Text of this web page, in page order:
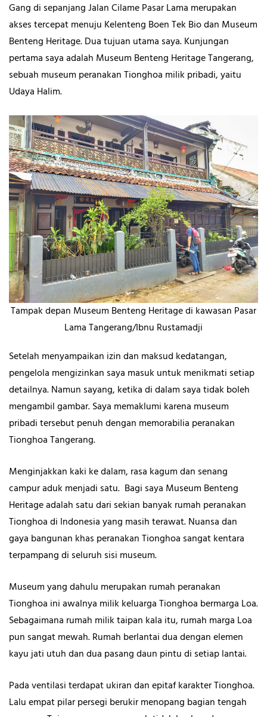
Gang di sepanjang Jalan Cilame Pasar Lama merupakan
akses tercepat menuju Kelenteng Boen Tek Bio dan Museum
Benteng Heritage. Dua tujuan utama saya. Kunjungan
pertama saya adalah Museum Benteng Heritage Tangerang,
sebuah museum peranakan Tionghoa milik pribadi, yaitu
Udaya Halim.
Tampak depan Museum Benteng Heritage di kawasan Pasar
Lama Tangerang/Ibnu Rustamadji
Setelah menyampaikan izin dan maksud kedatangan,
pengelola mengizinkan saya masuk untuk menikmati setiap
detailnya. Namun sayang, ketika di dalam saya tidak boleh
mengambil gambar. Saya memaklumi karena museum
pribadi tersebut penuh dengan memorabilia peranakan
Tionghoa Tangerang.
Menginjakkan kaki ke dalam, rasa kagum dan senang
campur aduk menjadi satu. Bagi saya Museum Benteng
Heritage adalah satu dari sekian banyak rumah peranakan
Tionghoa di Indonesia yang masih terawat. Nuansa dan
gaya bangunan khas peranakan Tionghoa sangat kentara
terpampang di seluruh sisi museum.
Museum yang dahulu merupakan rumah peranakan
Tionghoa ini awalnya milik keluarga Tionghoa bermarga Loa.
Sebagaimana rumah milik taipan kala itu, rumah marga Loa
pun sangat mewah. Rumah berlantai dua dengan elemen
kayu jati utuh dan dua pasang daun pintu di setiap lantai.
Pada ventilasi terdapat ukiran dan epitaf karakter Tionghoa.
Lalu empat pilar persegi berukir menopang bagian tengah